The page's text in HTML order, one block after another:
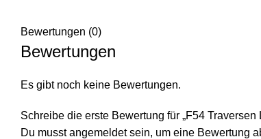
Bewertungen (0)
Bewertungen
Es gibt noch keine Bewertungen.
Schreibe die erste Bewertung für „F54
Du musstangemeldetsein, um eine Bewertung